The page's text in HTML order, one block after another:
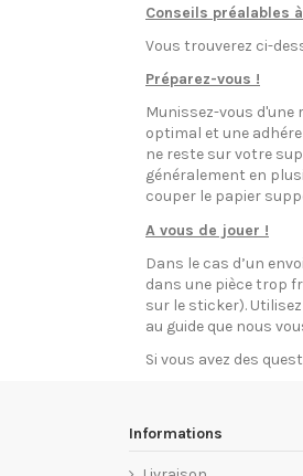
Conseils préalables
Vous trouverez ci-
Préparez-vous !
Munissez-vous d'une
optimal et une
ne reste sur votre
généralement en
couper le papier
A vous de jouer !
Dans le cas d’un
dans une pièce trop
sur le sticker).
au guide que nous
Si vous avez des
Informations